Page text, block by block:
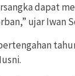
dapat
ujar Iwan